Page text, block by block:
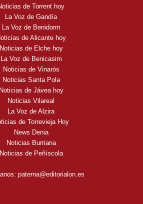
de Torrent hoy
La Voz de Gandía
La Voz de Benidorm
de Alicante hoy
Noticias de Elche hoy
La Voz de Benicasim
Noticias de Vinaròs
Noticias Santa Pola
Noticias de Jávea hoy
Noticias Vilareal
La Voz de Alzira
de Torrevieja Hoy
News Denia
Noticias Burriana
Noticias de Peñíscola
paterna@editorialon.es